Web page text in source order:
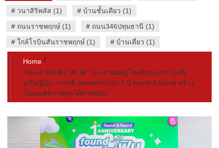
# วนาสิริพลัส (1) # บ้านชั้นเดียว (1)
# ถนนราชพฤกษ์ (1) # ถนน346ปทุมธานี (1)
# ใกล้โรบินสันราชพฤกษ์ (1) # บ้านเดี่ยว (1)
Home
“found ช้อปฟิน IN JK” ประกาศผลผู้โชคดีรอบแรก ลุ้นฟิ
นบินญี่ปุ่น–เกาหลี ฉลองครบรอบ 1 ปี found & found สร้าง
โมเมนต์ความสุขให้สายช้อป